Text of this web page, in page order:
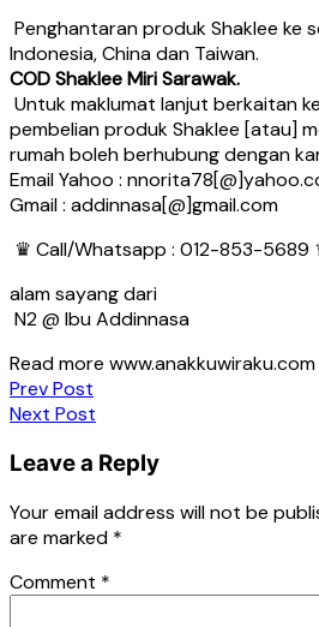
Penghantaran produk Shaklee ke
Indonesia, China dan Taiwan.
COD Shaklee Miri Sarawak.
Untuk maklumat lanjut berkaitan
pembelian produk Shaklee [atau]
rumah boleh berhubung dengan
Email Yahoo :
Gmail : addinnasa[@]gmail.com
♛ Call/Whatsapp : 012-853-5689
alam sayang dari
N2 @ Ibu Addinnasa
Read more www.anakkuwiraku.com
Post
navigation
Prev Post
Next Post
Leave a Reply
Your email address will not be
are marked *
Comment *